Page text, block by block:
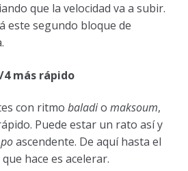
que la velocidad va a subir.
este segundo bloque de
más rápido
con ritmo baladio maksoum,
Puede estar un rato así y
ascendente. De aquí hasta el
hace es acelerar.